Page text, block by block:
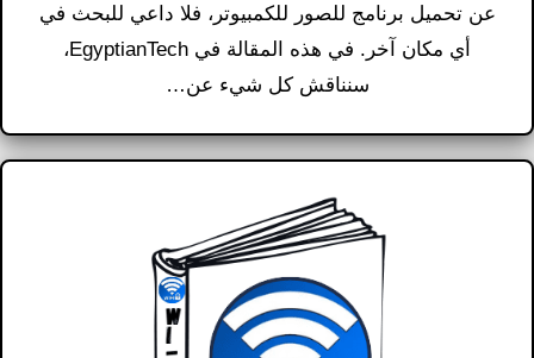
عن تحميل برنامج للصور للكمبيوتر​، فلا داعي للبحث في
أي مكان آخر. في هذه المقالة في EgyptianTech،
سنناقش كل شيء عن…